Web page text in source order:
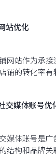
站优化
网站作为承
铺的转化率有
交媒体账号优
媒体账号是
结构和品牌关